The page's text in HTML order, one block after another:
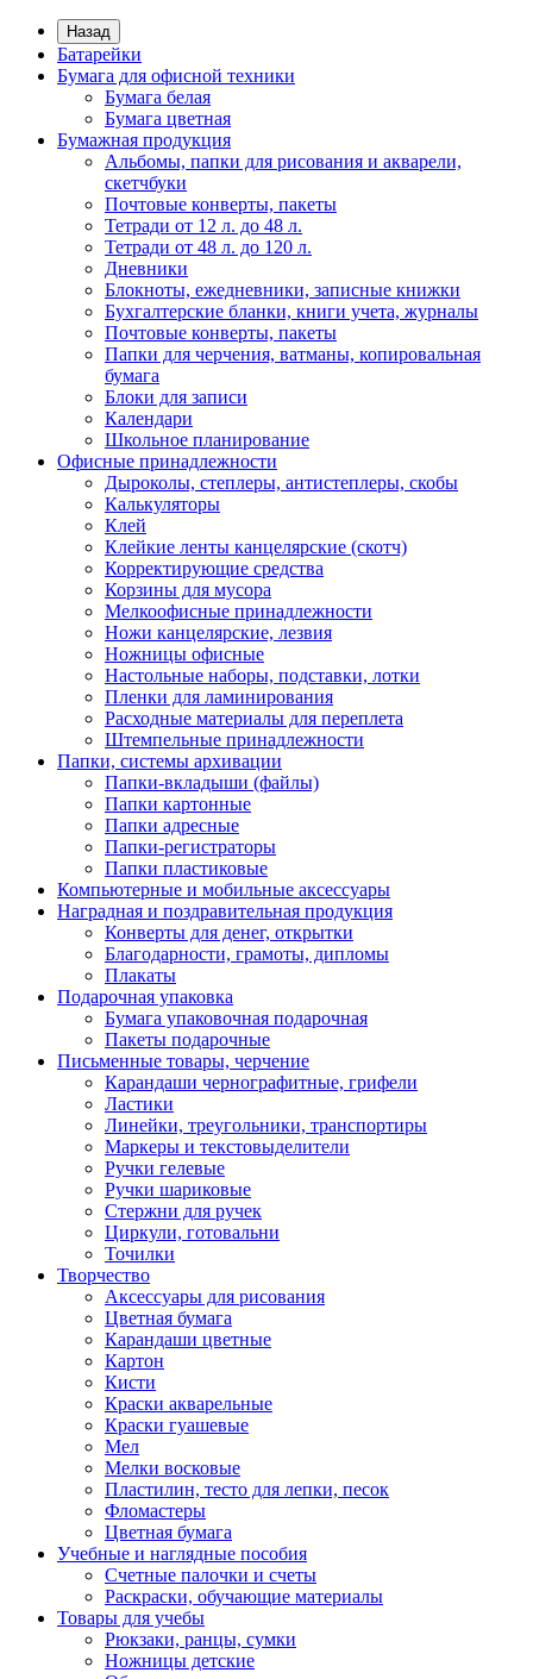
Назад
Батарейки
Бумага для офисной техники
Бумага белая
Бумага цветная
Бумажная продукция
Альбомы, папки для рисования и акварели,
скетчбуки
Почтовые конверты, пакеты
Тетради от 12 л. до 48 л.
Тетради от 48 л. до 120 л.
Дневники
Блокноты, ежедневники, записные книжки
Бухгалтерские бланки, книги учета, журналы
Почтовые конверты, пакеты
Папки для черчения, ватманы, копировальная
бумага
Блоки для записи
Календари
Школьное планирование
Офисные принадлежности
Дыроколы, степлеры, антистеплеры, скобы
Калькуляторы
Клей
Клейкие ленты канцелярские (скотч)
Корректирующие средства
Корзины для мусора
Мелкоофисные принадлежности
Ножи канцелярские, лезвия
Ножницы офисные
Настольные наборы, подставки, лотки
Пленки для ламинирования
Расходные материалы для переплета
Штемпельные принадлежности
Папки, системы архивации
Папки-вкладыши (файлы)
Папки картонные
Папки адресные
Папки-регистраторы
Папки пластиковые
Компьютерные и мобильные аксессуары
Наградная и поздравительная продукция
Конверты для денег, открытки
Благодарности, грамоты, дипломы
Плакаты
Подарочная упаковка
Бумага упаковочная подарочная
Пакеты подарочные
Письменные товары, черчение
Карандаши чернографитные, грифели
Ластики
Линейки, треугольники, транспортиры
Маркеры и текстовыделители
Ручки гелевые
Ручки шариковые
Стержни для ручек
Циркули, готовальни
Точилки
Творчество
Аксессуары для рисования
Цветная бумага
Карандаши цветные
Картон
Кисти
Краски акварельные
Краски гуашевые
Мел
Мелки восковые
Пластилин, тесто для лепки, песок
Фломастеры
Цветная бумага
Учебные и наглядные пособия
Счетные палочки и счеты
Раскраски, обучающие материалы
Товары для учебы
Рюкзаки, ранцы, сумки
Ножницы детские